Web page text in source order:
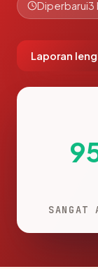
Diperbarui3
Laporan
SANGAT